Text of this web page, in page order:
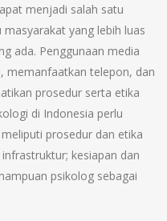
menjadi salah satu
yang lebih luas
ada. Penggunaan media
memanfaatkan telepon, dan
prosedur serta etika
di Indonesia perlu
prosedur dan etika
kesiapan dan
psikolog sebagai